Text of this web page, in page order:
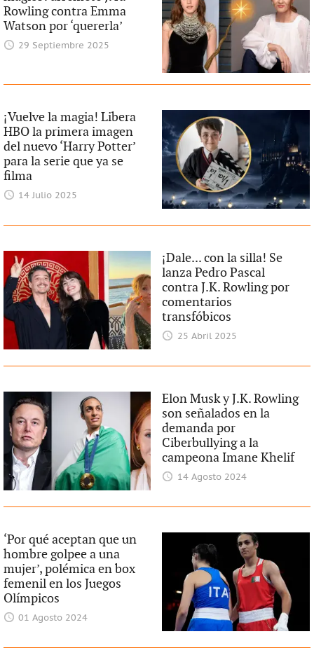
Rowling contra Emma
Watson por ‘quererla’
29 Septiembre 2025
¡Vuelve la magia! Libera
HBO la primera imagen
del nuevo ‘Harry Potter’
para la serie que ya se
filma
14 Julio 2025
¡Dale... con la silla! Se
lanza Pedro Pascal
contra J.K. Rowling por
comentarios
transfóbicos
25 Abril 2025
Elon Musk y J.K. Rowling
son señalados en la
demanda por
Ciberbullying a la
campeona Imane Khelif
14 Agosto 2024
‘Por qué aceptan que un
hombre golpee a una
mujer’, polémica en box
femenil en los Juegos
Olímpicos
01 Agosto 2024